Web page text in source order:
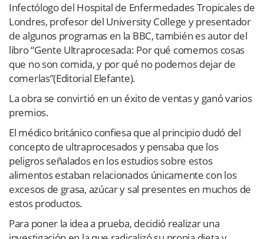
Infectólogo del Hospital de Enfermedades Tropicales de
Londres, profesor del University College y presentador
de algunos programas en la BBC, también es autor del
libro “Gente Ultraprocesada: Por qué comemos cosas
que no son comida, y por qué no podemos dejar de
comerlas”(Editorial Elefante).
La obra se convirtió en un éxito de ventas y ganó varios
premios.
El médico británico confiesa que al principio dudó del
concepto de ultraprocesados y pensaba que los
peligros señalados en los estudios sobre estos
alimentos estaban relacionados únicamente con los
excesos de grasa, azúcar y sal presentes en muchos de
estos productos.
Para poner la idea a prueba, decidió realizar una